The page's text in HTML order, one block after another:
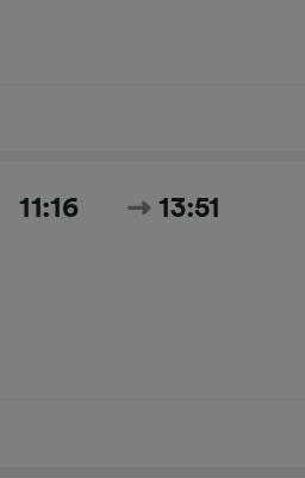
11:16 13:51